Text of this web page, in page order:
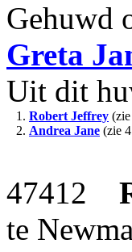
Gehuwd
Greta
Uit dit
1. Robert Jeffrey
2. Andrea Jane (zie
47412
te